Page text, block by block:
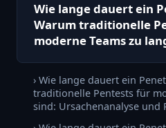
Wie lange dauert ein
Warum traditionelle
moderne Teams zu
› Wie lange dauert ein
traditionelle Pentests für
sind: Ursachenanalyse und